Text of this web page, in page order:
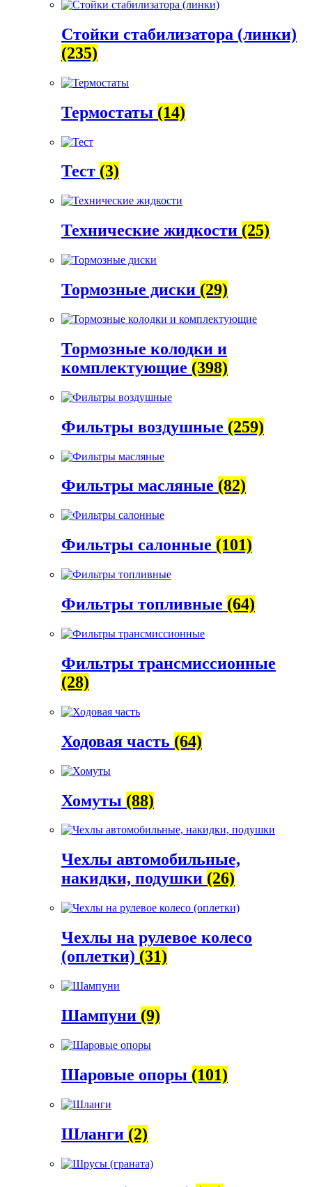
Стойки стабилизатора (линки)
(235)
Термостаты (14)
Тест (3)
Технические жидкости (25)
Тормозные диски (29)
Тормозные колодки и
комплектующие (398)
Фильтры воздушные (259)
Фильтры масляные (82)
Фильтры салонные (101)
Фильтры топливные (64)
Фильтры трансмиссионные
(28)
Ходовая часть (64)
Хомуты (88)
Чехлы автомобильные,
накидки, подушки (26)
Чехлы на рулевое колесо
(оплетки) (31)
Шампуни (9)
Шаровые опоры (101)
Шланги (2)